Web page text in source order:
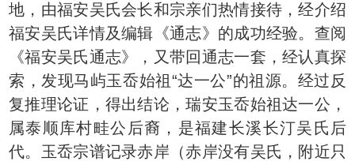
地，由福安吴氏会长和宗亲们热情接待，经介绍
福安吴氏详情及编辑《通志》的成功经验。查阅
《福安吴氏通志》，又带回通志一套，经认真探
索，发现马屿玉岙始祖“达一公”的祖源。经过反
复推理论证，得出结论，瑞安玉岙始祖达一公，
属泰顺库村畦公后裔，是福建长溪长汀吴氏后
代。玉岙宗谱记录赤岸（赤岸没有吴氏，附近只